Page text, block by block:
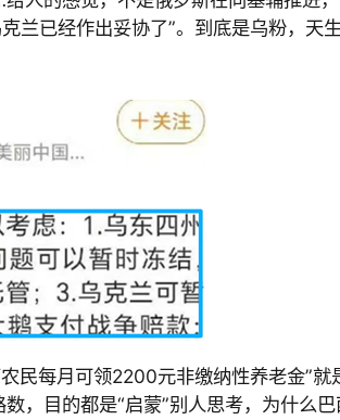
兰已经作出妥协了”。到底是乌粉，天
民每月可领2200元非缴纳性养老金”就
，目的都是“启蒙”别人思考，为什么巴